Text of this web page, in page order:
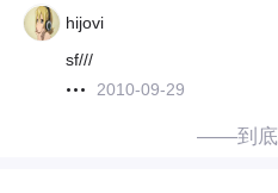
hijovi
sf///
2010-09-29
——到